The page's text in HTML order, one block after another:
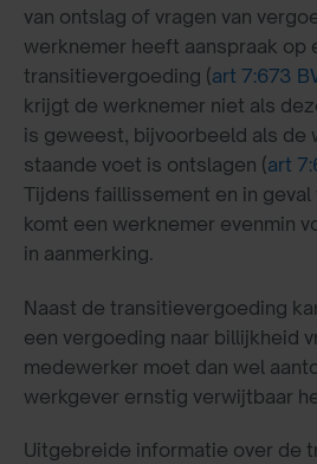
van ontslag of vragen van
werknemer heeft aanspraak op
transitievergoeding (art 7:673
krijgt de werknemer niet als
is geweest, bijvoorbeeld als de
staande voet is ontslagen (art
Tijdens faillissement en in geval
komt een werknemer evenmin
in aanmerking.
Naast de transitievergoeding
een vergoeding naar billijkheid
medewerker moet dan wel
werkgever ernstig verwijtbaar
Uitgebreide informatie over de